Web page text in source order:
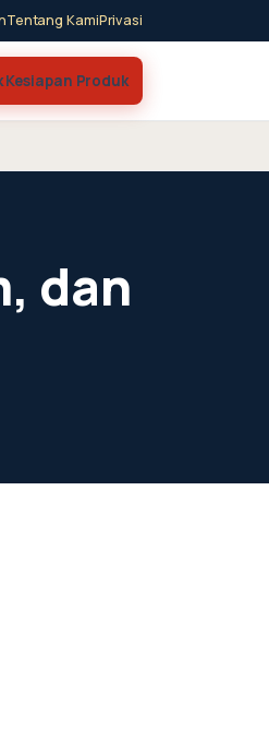
Tentang KamiPrivasi
Kesiapan Produk
dan